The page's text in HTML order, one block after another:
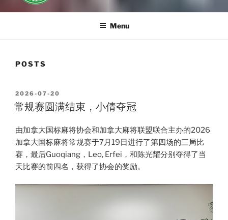
Menu
POSTS
POSTED
ON
2026-07-20
常规赛圆满结束，小倩夺冠
由加拿大国标麻将协会和加拿大麻将联盟联合主办的2026
加拿大国标麻将常规赛于7月19日进行了第四场的三局比
赛，最后Guoqiang，Leo, Erfei，和陈光耀分别夺得了当
天比赛的前四名，获得了协会的奖励。